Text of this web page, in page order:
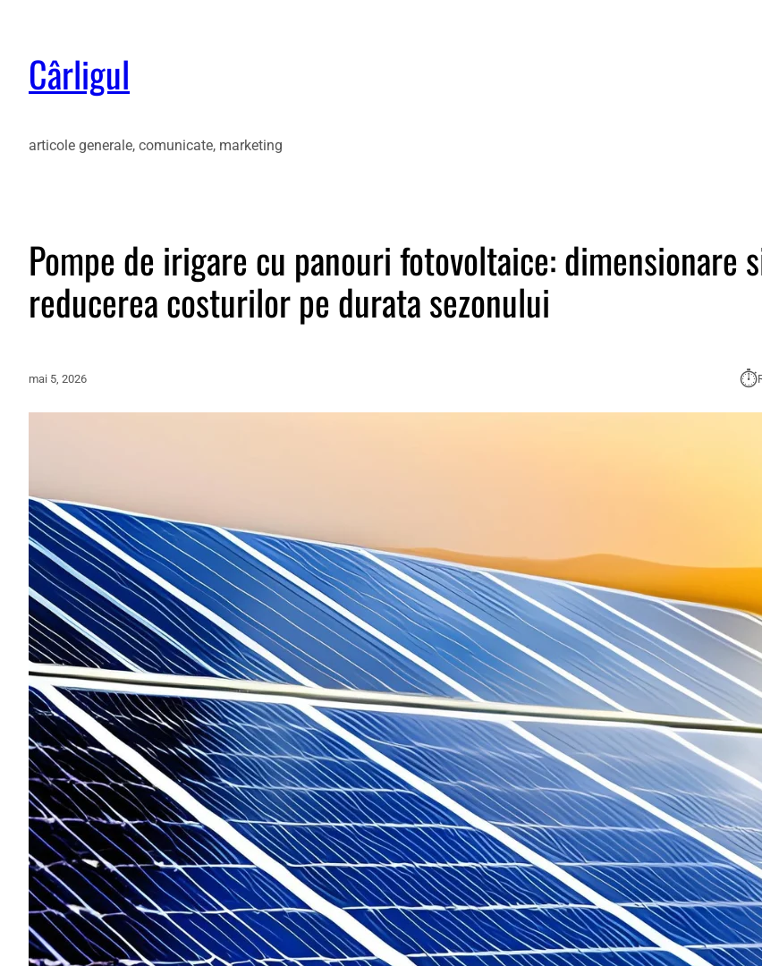
Cârligul
articole generale, comunicate, marketing
Pompe de irigare cu panouri fotovoltaice: dimensionare
reducerea costurilor pe durata sezonului
mai 5, 2026 ⏱︎